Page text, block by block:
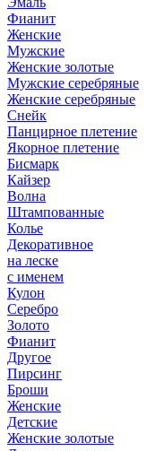
Фианит
Женские
Мужские
Женские золотые
Мужские серебряные
Женские серебряные
Снейк
Панцирное плетение
Якорное плетение
Бисмарк
Кайзер
Волна
Штампованные
Колье
Декоративное
на леске
с именем
Кулон
Серебро
Золото
Фианит
Другое
Пирсинг
Броши
Женские
Детские
Женские золотые